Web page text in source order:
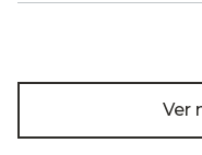
Ver